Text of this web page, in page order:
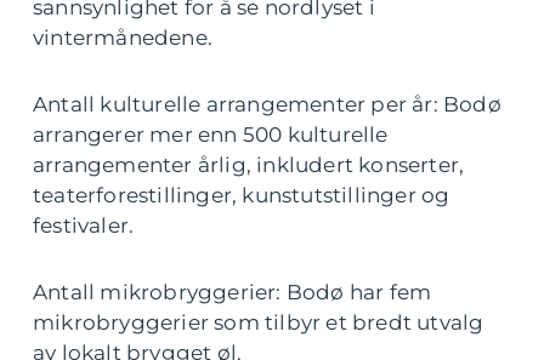
sannsynlighet for å se nordlyset i
vintermånedene.
Antall kulturelle arrangementer per år: Bodø
arrangerer mer enn 500 kulturelle
arrangementer årlig, inkludert konserter,
teaterforestillinger, kunstutstillinger og
festivaler.
Antall mikrobryggerier: Bodø har fem
mikrobryggerier som tilbyr et bredt utvalg
av lokalt brygget øl.